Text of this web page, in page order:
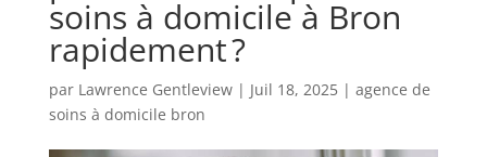
soins à domicile à Bron
rapidement ?
par Lawrence Gentleview| Juil 18, 2025| agence de
soins à domicile bron